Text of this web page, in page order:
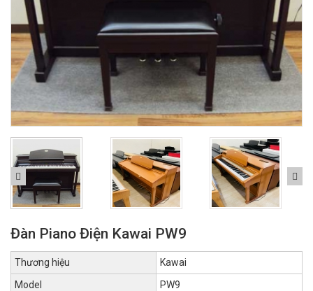
Đàn Piano Điện Kawai PW9
Thương hiệu
Kawai
Model
PW9